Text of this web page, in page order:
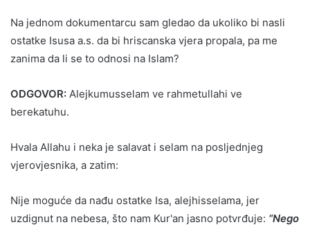
Na jednom dokumentarcu sam gledao da ukoliko bi nasli
ostatke Isusa a.s. da bi hriscanska vjera propala, pa me
zanima da li se to odnosi na Islam?
ODGOVOR: Alejkumusselam ve rahmetullahi ve
berekatuhu.
Hvala Allahu i neka je salavat i selam na posljednjeg
vjerovjesnika, a zatim:
Nije moguće da nađu ostatke Isa, alejhisselama, jer
uzdignut na nebesa, što nam Kur'an jasno potvrđuje: “Nego